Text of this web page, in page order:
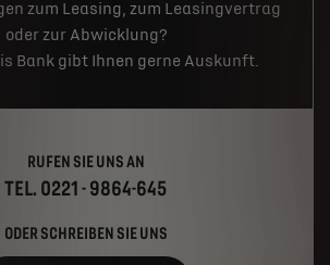
zum Leasing, zum Leasingvertrag
oder zur Abwicklung?
Bank gibt Ihnen gerne Auskunft.
RUFEN SIE UNS AN
TEL. 0221 - 9864-645
ODER SCHREIBEN SIE UNS